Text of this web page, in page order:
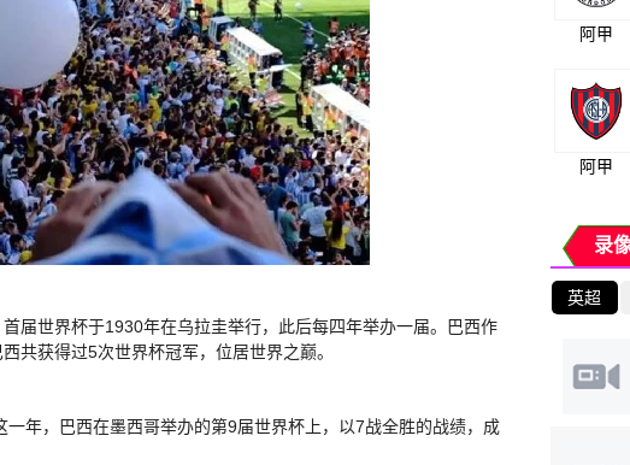
届世界杯于1930年在乌拉圭举行，此后每四年举办一届。巴西作
共获得过5次世界杯冠军，位居世界之巅。
年，巴西在墨西哥举办的第9届世界杯上，以7战全胜的战绩，成
阿甲
阿甲
录
英超